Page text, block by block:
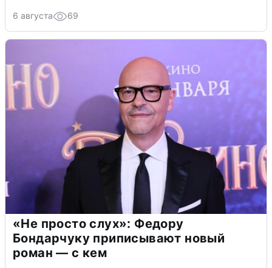
6 августа 69
«Не просто слух»: Федору
Бондарчуку приписывают новый
роман — с кем